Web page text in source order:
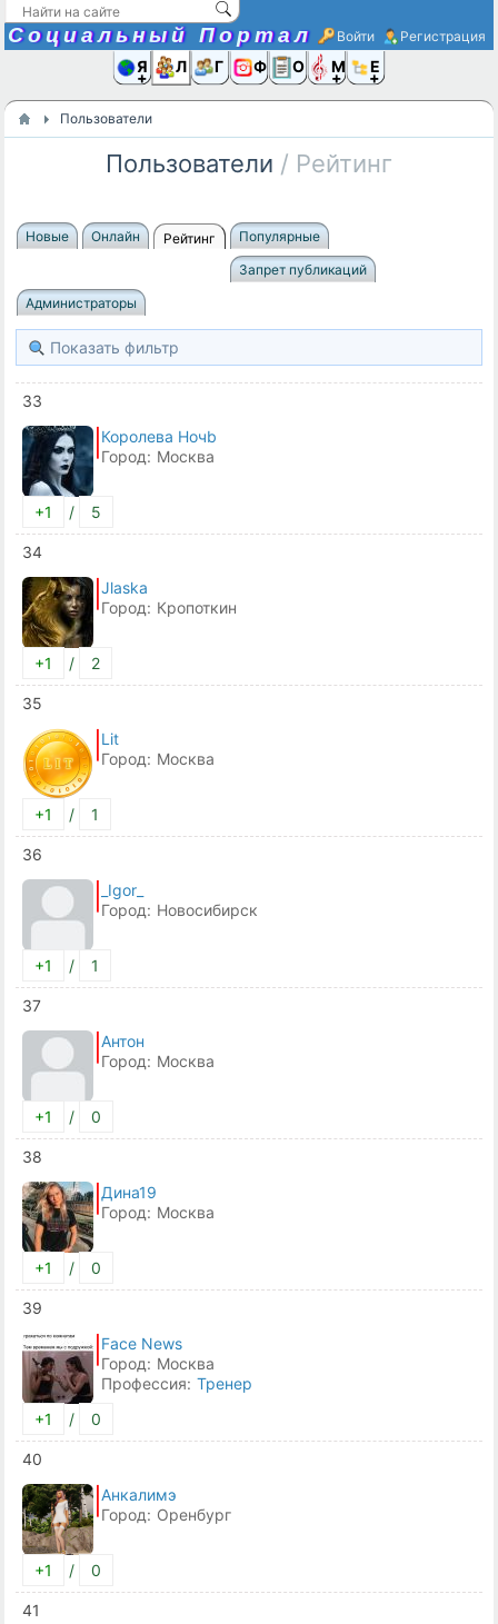
Социальный Портал Войти Регистрация
Я иЛюди
Группы
Фото Ещё
Пользователи
Пользователи / Рейтинг
Новые Онлайн Рейтинг
Популярные
Запрет публикаций
Администраторы
Показать фильтр
33
Королева Ночb
Город: Москва
+1 / 5
34
Jlaska
Город: Кропоткин
+1 / 2
35
Lit
Город: Москва
+1 / 1
36
_Igor_
Город: Новосибирск
+1 / 1
37
Антон
Город: Москва
+1 / 0
38
Дина19
Город: Москва
+1 / 0
39
Face News
Город: Москва
Профессия: Тренер
+1
/ 0
40
Анкалимэ
Город: Оренбург
+1 / 0
41